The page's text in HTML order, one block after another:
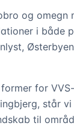
og omegn
i både
for
står
til